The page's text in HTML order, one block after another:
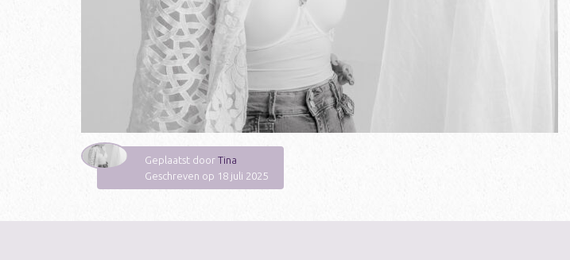
Geplaatst door Tina
Geschreven op 18 juli 2025